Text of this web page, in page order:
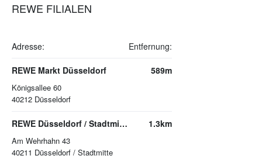
REWE FILIALEN
Adresse: Entfernung:
REWE Markt Düsseldorf
Königsallee 60
40212 Düsseldorf
589m
REWE Düsseldorf / Stadtmitte
Am Wehrhahn 43
40211 Düsseldorf / Stadtmitte
1.3km